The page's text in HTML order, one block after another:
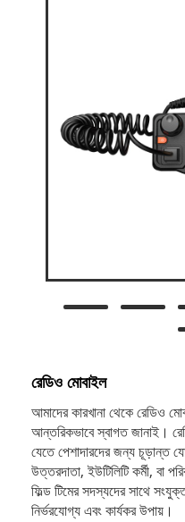
রেডিও মোবাইল
আমাদের কারখানা থেকে রেডিও
আন্তরিকভাবে স্বাগত জানাই।
যেতে পেশাদারদের জন্য
উত্তরদাতা, ইউটিলিটি কর্মী, বা
ফিল্ড টিমের সদস্যদের সাথে
নির্ভরযোগ্য এবং কার্যকর উপায়।